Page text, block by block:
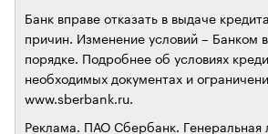
Банк вправе отказать в выдаче
причин. Изменение условий – Банком
порядке. Подробнее об условиях
необходимых документах и
www.sberbank.ru.
Реклама. ПАО Сбербанк. Генеральная